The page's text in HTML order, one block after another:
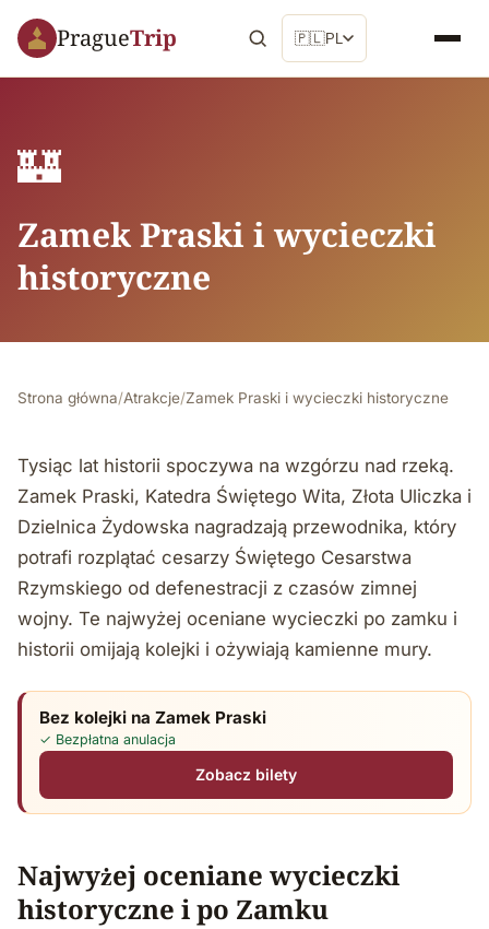
PragueTrip 🇵🇱PL
🏰
Zamek Praski i wycieczki
historyczne
Strona główna/Atrakcje/Zamek Praski i wycieczki historyczne
Tysiąc lat historii spoczywa na wzgórzu nad rzeką.
Zamek Praski, Katedra Świętego Wita, Złota Uliczka i
Dzielnica Żydowska nagradzają przewodnika, który
potrafi rozplątać cesarzy Świętego Cesarstwa
Rzymskiego od defenestracji z czasów zimnej
wojny. Te najwyżej oceniane wycieczki po zamku i
historii omijają kolejki i ożywiają kamienne mury.
Bez kolejki na Zamek Praski
✓ Bezpłatna anulacja
Zobacz bilety
Najwyżej oceniane wycieczki
historyczne i po Zamku